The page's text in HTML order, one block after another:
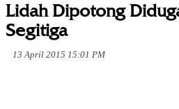
Lidah Dipotong
Segitiga
13 April 2015 15:01 PM